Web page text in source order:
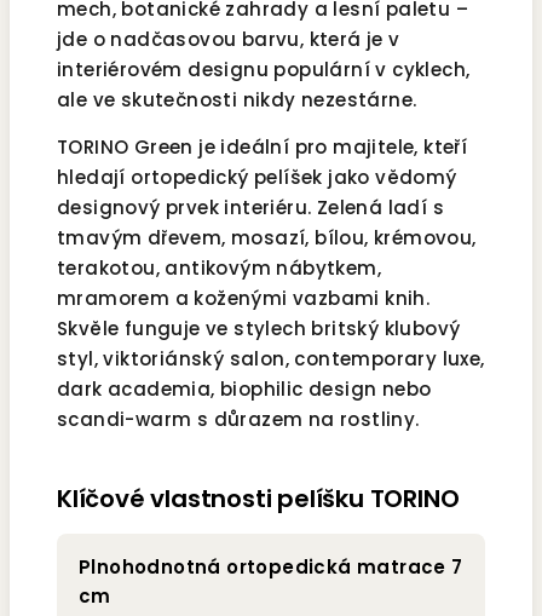
mech, botanické zahrady a lesní paletu –
jde o nadčasovou barvu, která je v
interiérovém designu populární v cyklech,
ale ve skutečnosti nikdy nezestárne.
TORINO Green je ideální pro majitele, kteří
hledají ortopedický pelíšek jako vědomý
designový prvek interiéru. Zelená ladí s
tmavým dřevem, mosazí, bílou, krémovou,
terakotou, antikovým nábytkem,
mramorem a koženými vazbami knih.
Skvěle funguje ve stylech britský klubový
styl, viktoriánský salon, contemporary luxe,
dark academia, biophilic design nebo
scandi-warm s důrazem na rostliny.
Klíčové vlastnosti pelíšku TORINO
Plnohodnotná ortopedická matrace 7
cm